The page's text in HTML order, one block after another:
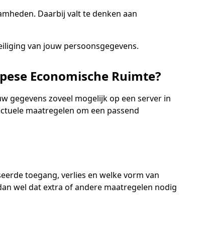
Daarbij valt te denken aan
van jouw persoonsgegevens.
Economische Ruimte?
gegevens zoveel mogelijk op een server in
maatregelen om een passend
toegang, verlies en welke vorm van
wel dat extra of andere maatregelen nodig